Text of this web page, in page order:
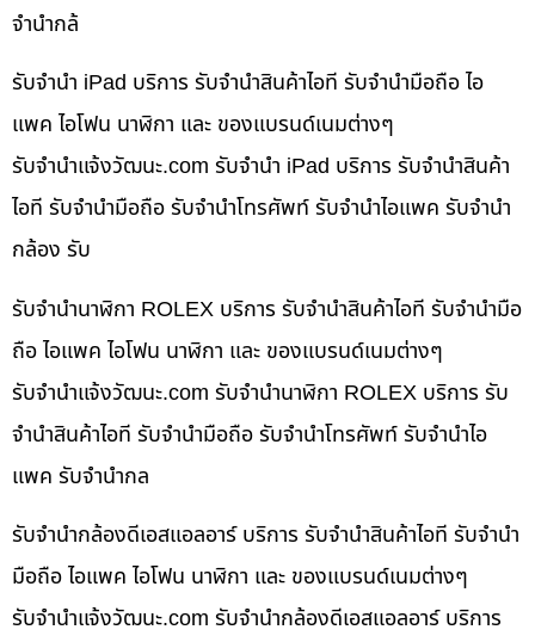
จำนำกล้
รับจำนำ iPad บริการ รับจำนำสินค้าไอที รับจำนำมือถือ ไอ
แพค ไอโฟน นาฬิกา และ ของแบรนด์เนมต่างๆ
รับจํานําแจ้งวัฒนะ.com รับจำนำ iPad บริการ รับจำนำสินค้า
ไอที รับจำนำมือถือ รับจำนำโทรศัพท์ รับจำนำไอแพค รับจำนำ
กล้อง รับ
รับจำนำนาฬิกา ROLEX บริการ รับจำนำสินค้าไอที รับจำนำมือ
ถือ ไอแพค ไอโฟน นาฬิกา และ ของแบรนด์เนมต่างๆ
รับจํานําแจ้งวัฒนะ.com รับจำนำนาฬิกา ROLEX บริการ รับ
จำนำสินค้าไอที รับจำนำมือถือ รับจำนำโทรศัพท์ รับจำนำไอ
แพค รับจำนำกล
รับจำนำกล้องดีเอสแอลอาร์ บริการ รับจำนำสินค้าไอที รับจำนำ
มือถือ ไอแพค ไอโฟน นาฬิกา และ ของแบรนด์เนมต่างๆ
รับจํานําแจ้งวัฒนะ.com รับจำนำกล้องดีเอสแอลอาร์ บริการ